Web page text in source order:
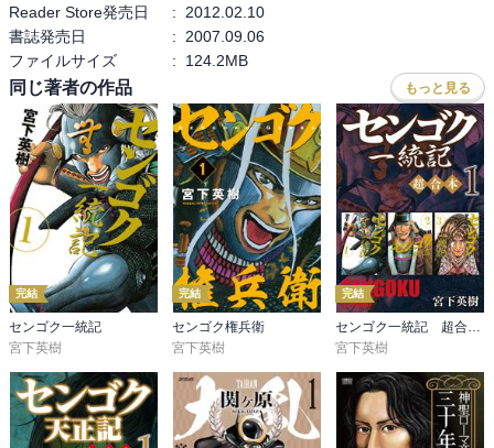
Reader Store発売日
:
2012.02.10
書誌発売日
:
2007.09.06
ファイルサイズ
: 124.2MB
同じ著者の作品 もっと見る
完結
センゴク一統記
宮下英樹
完結
センゴク権兵衛
宮下英樹
完結
センゴク一統記 超合本版
宮下英樹